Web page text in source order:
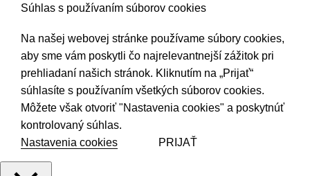
Súhlas s používaním súborov cookies
Na našej webovej stránke používame súbory cookies,
aby sme vám poskytli čo najrelevantnejší zážitok pri
prehliadaní našich stránok. Kliknutím na „Prijať“
súhlasíte s používaním všetkých súborov cookies.
Môžete však otvoriť "Nastavenia cookies" a poskytnúť
kontrolovaný súhlas.
Nastavenia cookies
PRIJAŤ